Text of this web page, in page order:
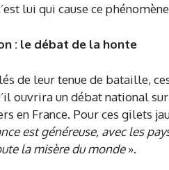
lui qui cause ce
: le débat de la honte
de leur tenue de bataille,
ouvrira un débat national
en France. Pour ces gilets
est généreuse, avec les
la misère du monde».